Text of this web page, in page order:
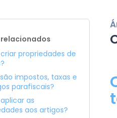
propriedades de
impostos, taxas e
parafiscais?
as
aos artigos?